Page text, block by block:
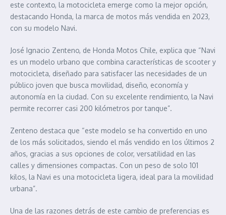
este contexto, la motocicleta emerge como la mejor opción,
destacando Honda, la marca de motos más vendida en 2023,
con su modelo Navi.
José Ignacio Zenteno, de Honda Motos Chile, explica que “Navi
es un modelo urbano que combina características de scooter y
motocicleta, diseñado para satisfacer las necesidades de un
público joven que busca movilidad, diseño, economía y
autonomía en la ciudad. Con su excelente rendimiento, la Navi
permite recorrer casi 200 kilómetros por tanque”.
Zenteno destaca que “este modelo se ha convertido en uno
de los más solicitados, siendo el más vendido en los últimos 2
años, gracias a sus opciones de color, versatilidad en las
calles y dimensiones compactas. Con un peso de solo 101
kilos, la Navi es una motocicleta ligera, ideal para la movilidad
urbana”.
Una de las razones detrás de este cambio de preferencias es